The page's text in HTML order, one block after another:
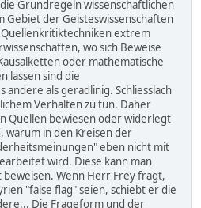
Grundregeln wissenschaftlichen
Gebiet der Geisteswissenschaften
extrem
wo sich Beweise
oder mathematische
lassen sind die
andere als geradlinig. Schliesslach
Verhalten zu tun. Daher
Quellen bewiesen oder widerlegt
warum in den Kreisen der
eben nicht mit
wird. Diese kann man
beweisen. Wenn Herr Frey fragt,
"false flag" seien, schiebt er die
Die Frageform und der